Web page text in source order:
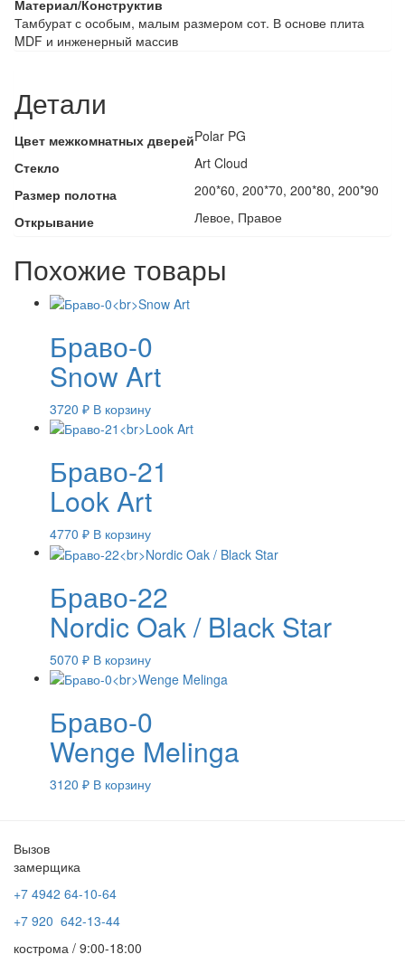
Материал/Конструктив
Тамбурат с особым, малым размером сот. В основе плита
MDF и инженерный массив
Детали
Цвет межкомнатных дверейPolar PG
Стекло
Art Cloud
Размер полотна
200*60, 200*70, 200*80, 200*90
Открывание
Левое, Правое
Похожие товары
Браво-0
Snow Art
3720 ₽ В корзину
Браво-21
Look Art
4770 ₽ В корзину
Браво-22
Nordic Oak / Black Star
5070 ₽ В корзину
Браво-0
Wenge Melinga
3120 ₽ В корзину
Вызов
замерщика
+7 4942 64-10-64
+7 920 642-13-44
кострома / 9:00-18:00